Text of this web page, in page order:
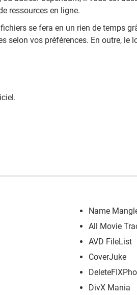
ressources en ligne.
se fera en un rien de temps
selon vos préférences. En outre, le
Name
All Movie
AVD FileList
CoverJuke
DivX Mania